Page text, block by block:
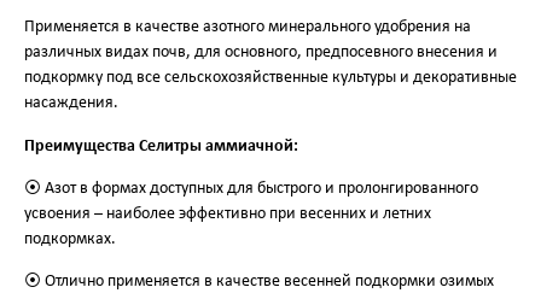
Применяется в качестве азотного минерального удобрения на
различных видах почв, для основного, предпосевного внесения и
подкормку под все сельскохозяйственные культуры и декоративные
насаждения.
Преимущества Селитры аммиачной:
⦿ Азот в формах доступных для быстрого и пролонгированного
усвоения – наиболее эффективно при весенних и летних
подкормках.
⦿ Отлично применяется в качестве весенней подкормки озимых